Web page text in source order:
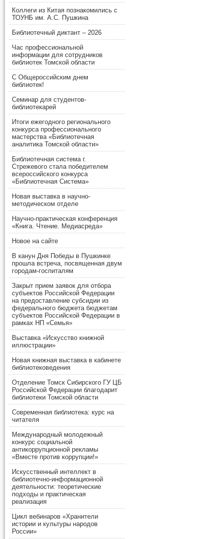
Коллеги из Китая познакомились с
ТОУНБ им. А.С. Пушкина
Библиотечный диктант – 2026
Час профессиональной
информации для сотрудников
библиотек Томской области
С Общероссийским днем
библиотек!
Семинар для студентов-
библиотекарей
Итоги ежегодного регионального
конкурса профессионального
мастерства «Библиотечная
аналитика Томской области»
Библиотечная система г.
Стрежевого стала победителем
всероссийского конкурса
«Библиотечная Система»
Новая выставка в научно-
методическом отделе
Научно-практическая конференция
«Книга. Чтение. Медиасреда»
Новое на сайте
В канун Дня Победы в Пушкинке
прошла встреча, посвященная двум
городам-госпиталям
Закрыт прием заявок для отбора
субъектов Российской Федерации
на предоставление субсидии из
федерального бюджета бюджетам
субъектов Российской Федерации в
рамках НП «Семья»
Выставка «Искусство книжной
иллюстрации»
Новая книжная выставка в кабинете
библиотековедения
Отделение Томск Сибирского ГУ ЦБ
Российской Федерации благодарит
библиотеки Томской области
Современная библиотека: курс на
читателя
Международный молодежный
конкурс социальной
антикоррупционной рекламы
«Вместе против коррупции!»
Искусственный интеллект в
библиотечно-информационной
деятельности: теоретические
подходы и практическая
реализация
Цикл вебинаров «Хранители
истории и культуры народов
России»